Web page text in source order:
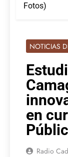
Fotos)
NOTICIAS
en
Radio